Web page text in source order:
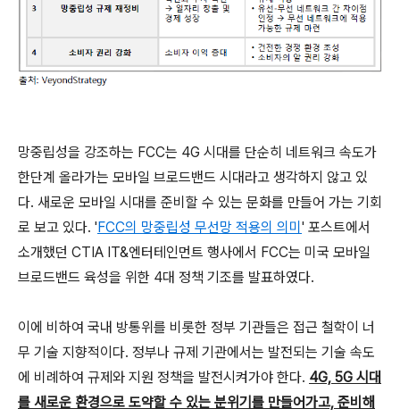
망중립성을 강조하는 FCC는 4G 시대를 단순히 네트워크 속도가
한단계 올라가는 모바일 브로드밴드 시대라고 생각하지 않고 있
다. 새로운 모바일 시대를 준비할 수 있는 문화를 만들어 가는 기회
로 보고 있다. 'FCC의 망중립성 무선망 적용의 의미 ' 포스트에서
소개했던 CTIA IT&엔터테인먼트 행사에서 FCC는 미국 모바일
브로드밴드 육성을 위한 4대 정책 기조를 발표하였다.
이에 비하여 국내 방통위를 비롯한 정부 기관들은 접근 철학이 너
무 기술 지향적이다. 정부나 규제 기관에서는 발전되는 기술 속도
에 비례하여 규제와 지원 정책을 발전시켜가야 한다. 4G, 5G 시대
를 새로운 환경으로 도약할 수 있는 분위기를 만들어가고, 준비해